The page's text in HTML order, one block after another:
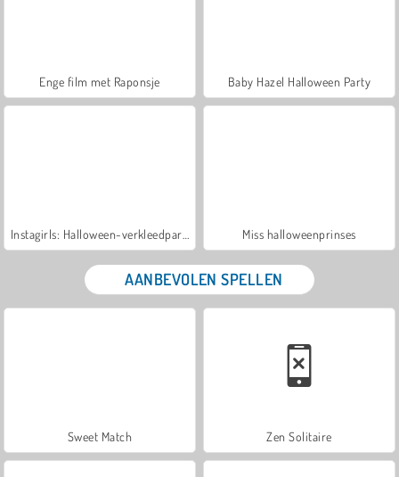
Enge film met Raponsje Baby Hazel Halloween Party
Miss halloweenprinses
AANBEVOLEN SPELLEN
Sweet Match Zen Solitaire